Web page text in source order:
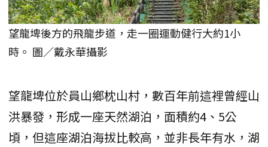
望龍埤後方的飛龍步道，走一圈運動健行大約1小
時。 圖／戴永華攝影
望龍埤位於員山鄉枕山村，數百年前這裡曾經山
洪暴發，形成一座天然湖泊，面積約4、5公
頃，但這座湖泊海拔比較高，並非長年有水，湖